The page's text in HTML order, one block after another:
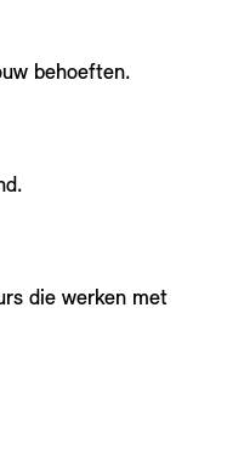
behoeften.
die werken met